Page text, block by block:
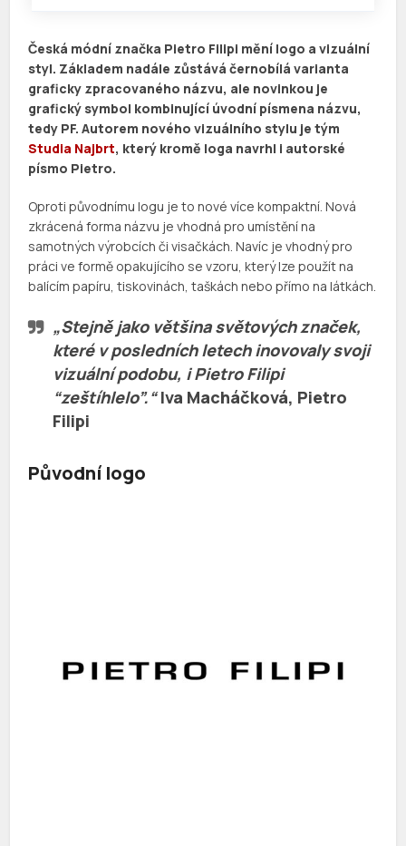
Česká módní značka Pietro Filipi mění logo a vizuální
styl. Základem nadále zůstává černobílá varianta
graficky zpracovaného názvu, ale novinkou je
grafický symbol kombinující úvodní písmena názvu,
tedy PF. Autorem nového vizuálního stylu je tým
Studia Najbrt, který kromě loga navrhl i autorské
písmo Pietro.
Oproti původnímu logu je to nové více kompaktní. Nová
zkrácená forma názvu je vhodná pro umístění na
samotných výrobcích či visačkách. Navíc je vhodný pro
práci ve formě opakujícího se vzoru, který lze použít na
balícím papíru, tiskovinách, taškách nebo přímo na látkách.
„Stejně jako většina světových značek,
které v posledních letech inovovaly svoji
vizuální podobu, i Pietro Filipi
“zeštíhlelo”.“Iva Macháčková, Pietro
Filipi
Původní logo